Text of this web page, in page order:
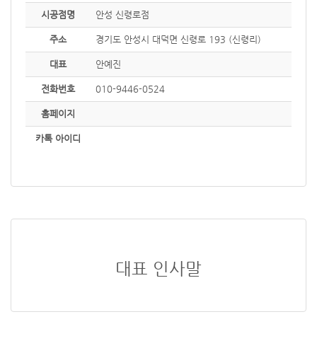
시공점명 안성 신령로점
주소 경기도 안성시 대덕면 신령로 193 (신령리)
대표 안예진
전화번호 010-9446-0524
홈페이지
카톡 아이디
대표 인사말